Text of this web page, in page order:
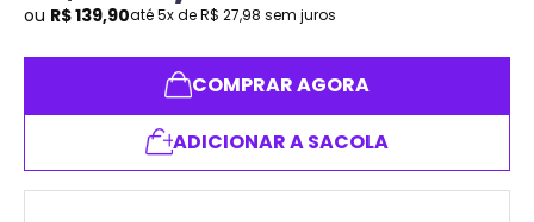
ou R$139,90até5x deR$ 27,98 sem juros
COMPRAR AGORA
ADICIONAR A SACOLA